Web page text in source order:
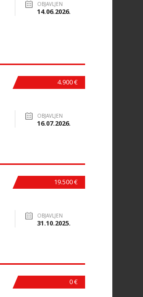
OBJAVLJEN
14.06.2026.
4.900 €
OBJAVLJEN
16.07.2026.
19.500 €
OBJAVLJEN
31.10.2025.
0 €